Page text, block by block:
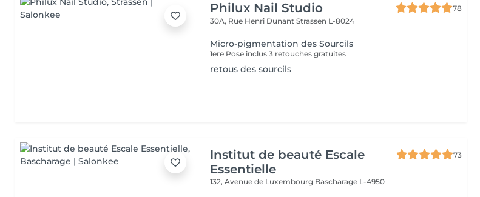
Philux Nail Studio
78
30A, Rue Henri DunantStrassen L-8024
Micro-pigmentation des Sourcils
1ere Pose inclus 3 retouches gratuites
retous des sourcils
Institut de beauté Escale
Essentielle
73
132, Avenue de Luxembourg Bascharage L-4950